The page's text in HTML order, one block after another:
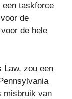
een taskforce
de
de hele
Law, zou een
misbruik van